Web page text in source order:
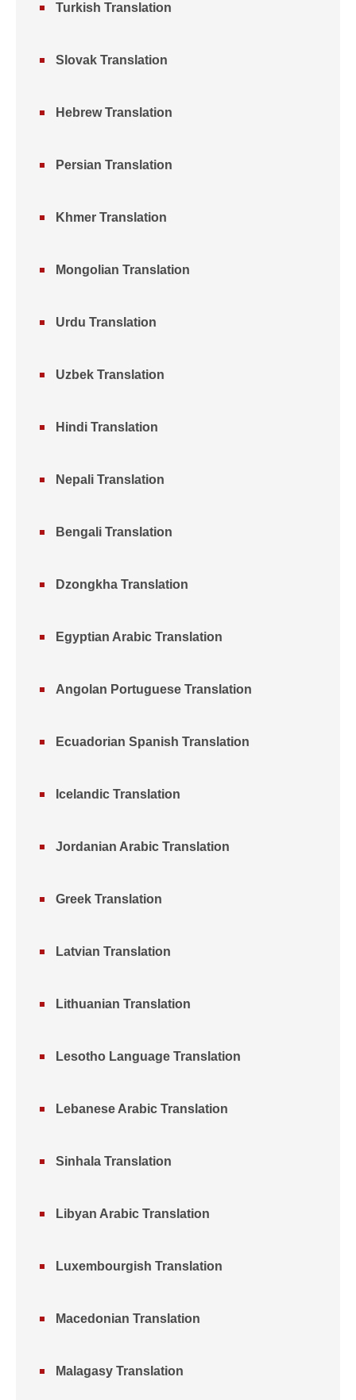
Turkish Translation
Slovak Translation
Hebrew Translation
Persian Translation
Khmer Translation
Mongolian Translation
Urdu Translation
Uzbek Translation
Hindi Translation
Nepali Translation
Bengali Translation
Dzongkha Translation
Egyptian Arabic Translation
Angolan Portuguese Translation
Ecuadorian Spanish Translation
Icelandic Translation
Jordanian Arabic Translation
Greek Translation
Latvian Translation
Lithuanian Translation
Lesotho Language Translation
Lebanese Arabic Translation
Sinhala Translation
Libyan Arabic Translation
Luxembourgish Translation
Macedonian Translation
Malagasy Translation